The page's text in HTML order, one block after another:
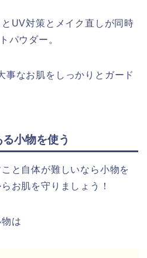
UV対策とメイク直しが同時
パウダー。
事なお肌をしっかりとガード
小物を使う
と自体が難しいなら小物を
お肌を守りましょう！
は